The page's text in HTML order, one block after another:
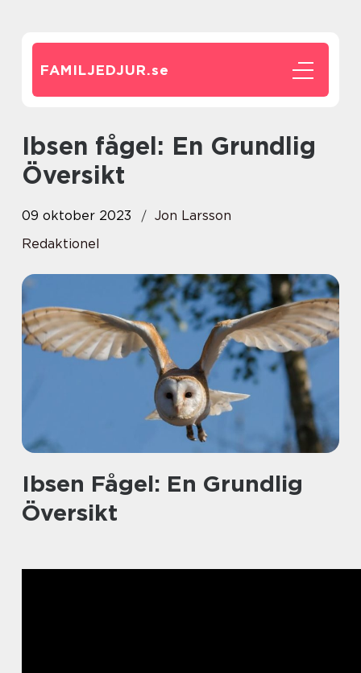
FAMILJEDJUR.se
Ibsen fågel: En Grundlig
Översikt
09 oktober 2023
Jon Larsson
Redaktionel
Ibsen Fågel: En Grundlig
Översikt